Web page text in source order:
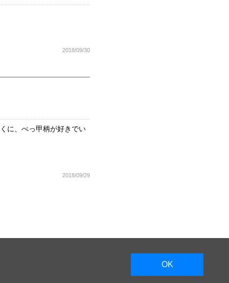
2018/09/30
に、べっ甲柄が好きでい
2018/09/29
OK